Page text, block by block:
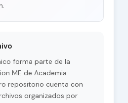
forma parte de la
ME de Academia
repositorio cuenta con
organizados por